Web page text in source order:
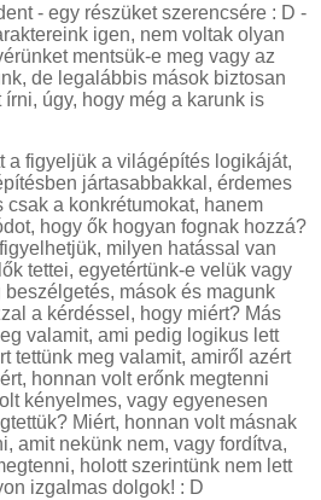
- egy részüket szerencsére : D -
igen, nem voltak olyan
mentsük-e meg vagy az
de legalábbis mások biztosan
úgy, hogy még a karunk is
a figyeljük a világépítés logikáját,
jártasabbakkal, érdemes
a konkrétumokat, hanem
hogy ők hogyan fognak hozzá?
milyen hatással van
tettei, egyetértünk-e velük vagy
mások és magunk
a kérdéssel, hogy miért? Más
valamit, ami pedig logikus lett
tettünk meg valamit, amiről azért
honnan volt erőnk megtenni
kényelmes, vagy egyenesen
Miért, honnan volt másnak
amit nekünk nem, vagy fordítva,
holott szerintünk nem lett
izgalmas dolgok! : D